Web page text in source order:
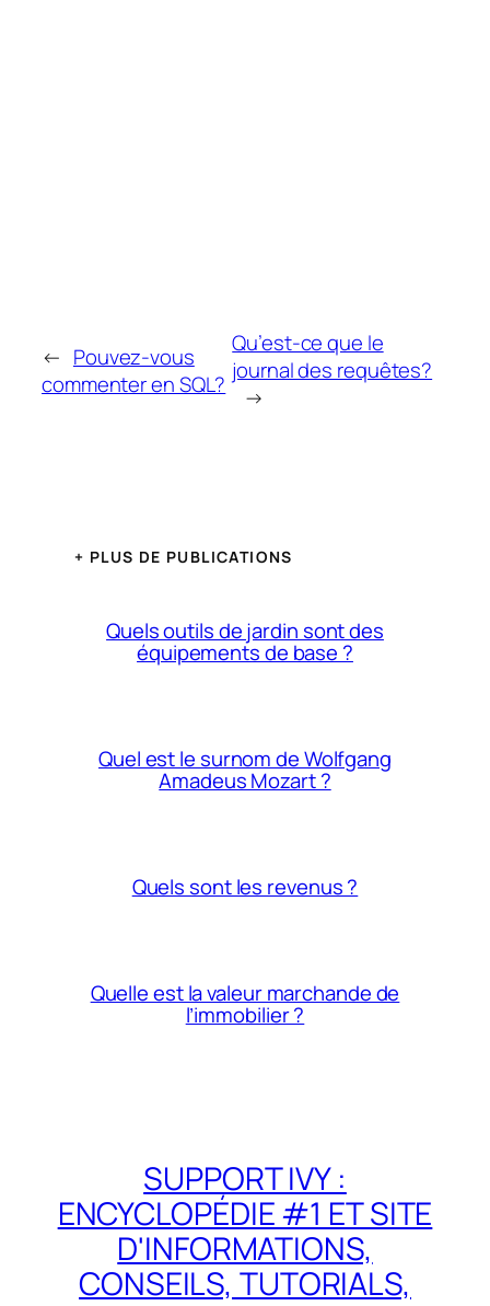
← Pouvez-vous
commenter en SQL?
Qu’est-ce que le
journal des requêtes?
→
+ PLUS DE PUBLICATIONS
Quels outils de jardin sont des
équipements de base ?
Quel est le surnom de Wolfgang
Amadeus Mozart ?
Quels sont les revenus ?
Quelle est la valeur marchande de
l’immobilier ?
SUPPORT IVY :
ENCYCLOPÉDIE #1 ET SITE
D'INFORMATIONS,
CONSEILS, TUTORIALS,